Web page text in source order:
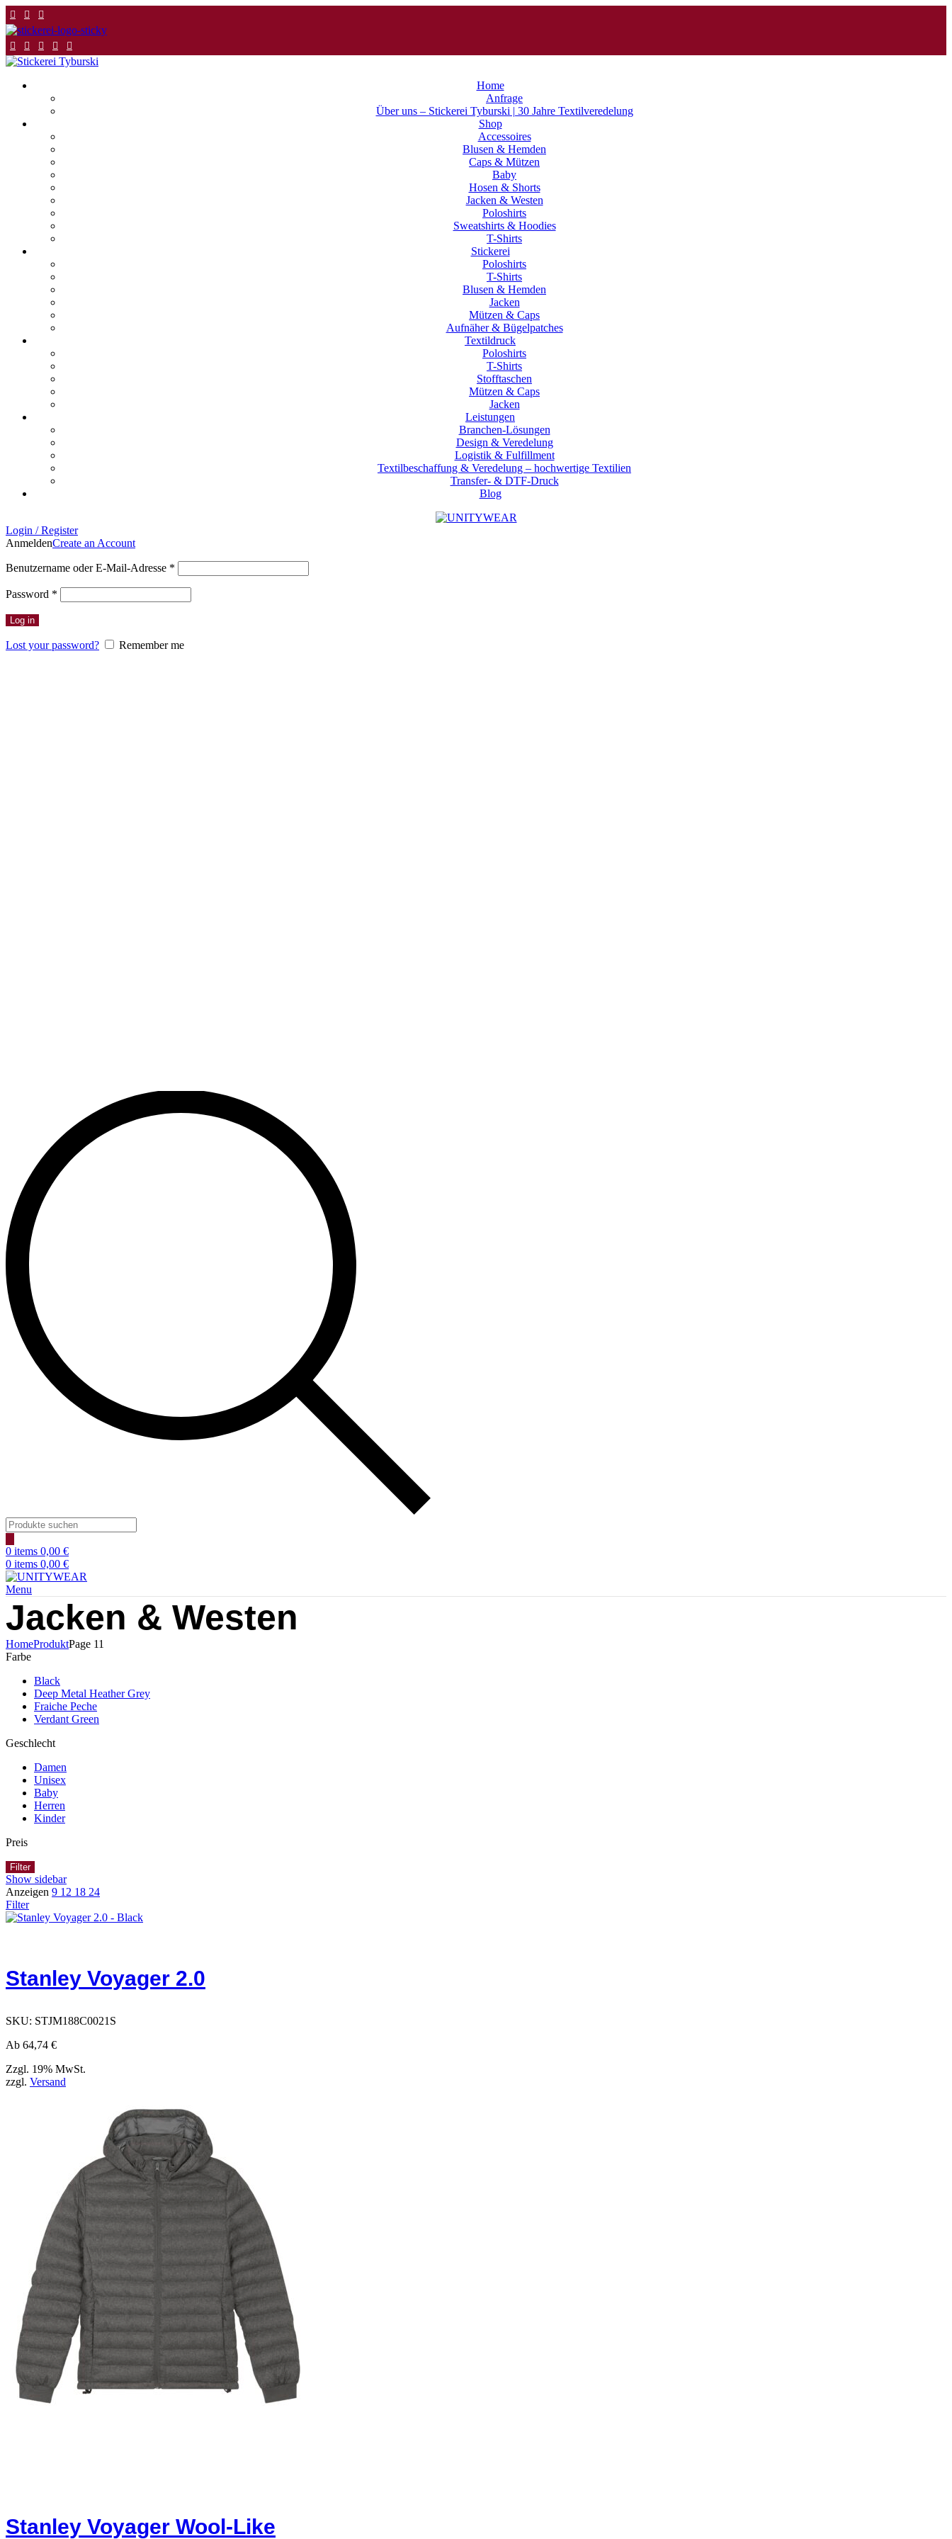
Home
Anfrage
Über uns – Stickerei Tyburski | 30 Jahre Textilveredelung
Shop
Accessoires
Blusen & Hemden
Caps & Mützen
Baby
Hosen & Shorts
Jacken & Westen
Poloshirts
Sweatshirts & Hoodies
T-Shirts
Stickerei
Poloshirts
T-Shirts
Blusen & Hemden
Jacken
Mützen & Caps
Aufnäher & Bügelpatches
Textildruck
Poloshirts
T-Shirts
Stofftaschen
Mützen & Caps
Jacken
Leistungen
Branchen-Lösungen
Design & Veredelung
Logistik & Fulfillment
Textilbeschaffung & Veredelung – hochwertige Textilien
Transfer- & DTF-Druck
Blog
Login / Register
AnmeldenCreate an Account
Benutzername oder E-Mail-Adresse *
Password *
Log in
Lost your password? Remember me
Products
search
0 items 0,00 €
0 items 0,00 €
Menu
Jacken & Westen
HomeProduktPage 11
Farbe
Black
Deep Metal Heather Grey
Fraiche Peche
Verdant Green
Geschlecht
Damen
Unisex
Baby
Herren
Kinder
Preis
Filter
Show sidebar
Anzeigen 9 12 18 24
Filter
Stanley Voyager 2.0
SKU: STJM188C0021S
Ab 64,74 €
Zzgl. 19% MwSt.
zzgl. Versand
Stanley Voyager Wool-Like